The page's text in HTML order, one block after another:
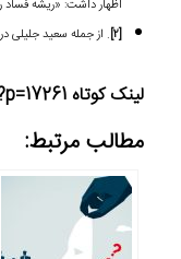
اظهار داشت: «ریشه فساد
[۲] . از جمله سعید جلیلی در ۱۹ اردیبهشت در حساب توئیتر خود نوشت: نقشی که قوه مجریه می‌تواند در رفع مفاسد و پیشگیری از مشکلات اقتصادی ایفا کند، به مراتب مهم‌تر از قوه قضائیه است.
لینک کوتاه https://iran-bssc.ir/?p=17261
مطالب مرتبط: